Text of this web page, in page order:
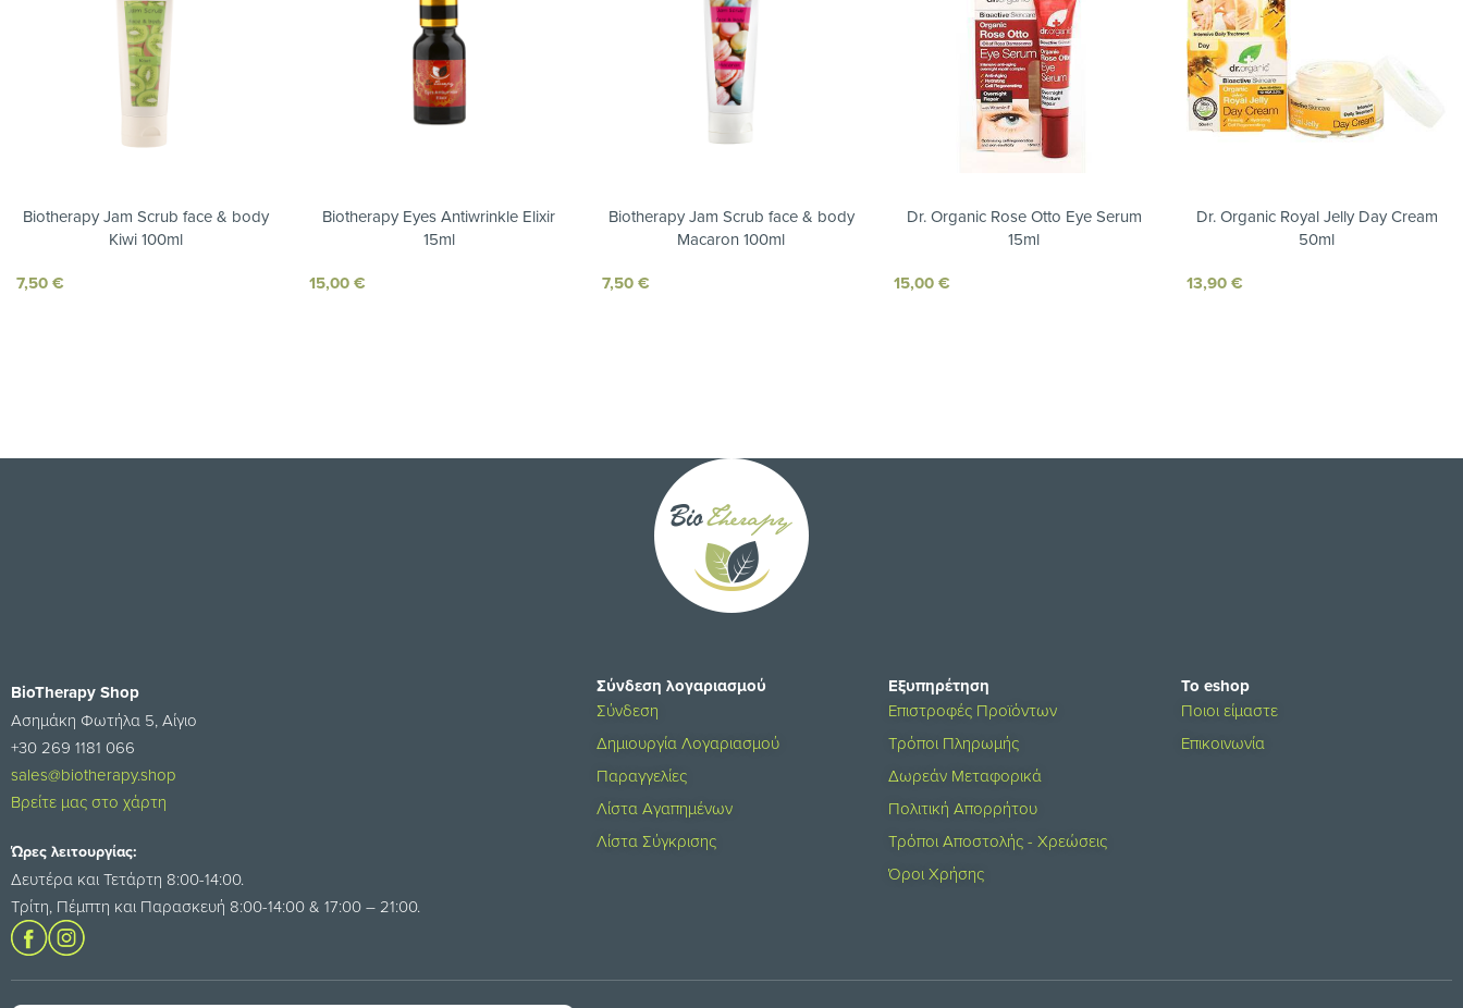
Biotherapy Jam Scrub face & body
Kiwi 100ml
7,50€
Biotherapy Eyes Antiwrinkle Elixir
15ml
15,00€
Biotherapy Jam Scrub face & body
Macaron 100ml
7,50€
Dr. Organic Rose Otto Eye Serum
15ml
15,00€
Dr. Organic Royal Jelly Day Cream
50ml
13,90€
BioTherapy Shop
Ασημάκη Φωτήλα 5, Αίγιο
+30 269 1181 066
sales@biotherapy.shop
Βρείτε μας στο χάρτη
Ώρες λειτουργίας:
Δευτέρα και Τετάρτη 8:00-14:00.
Τρίτη, Πέμπτη και Παρασκευή 8:00-14:00 & 17:00 – 21:00.
Σύνδεση λογαριασμού
Σύνδεση
Δημιουργία Λογαριασμού
Παραγγελίες
Λίστα Αγαπημένων
Λίστα Σύγκρισης
Εξυπηρέτηση
Επιστροφές Προϊόντων
Τρόποι Πληρωμής
Δωρεάν Μεταφορικά
Πολιτική Απορρήτου
Τρόποι Αποστολής - Χρεώσεις
Όροι Χρήσης
Το eshop
Ποιοι είμαστε
Επικοινωνία